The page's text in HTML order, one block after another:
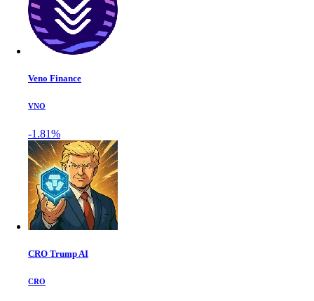
Veno Finance
VNO
-1.81%
CRO Trump AI
CRO